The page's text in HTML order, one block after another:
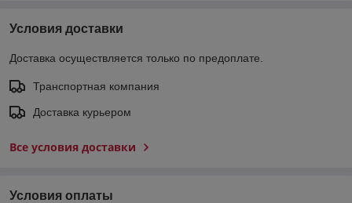
Условия доставки
Доставка осуществляется только по предоплате.
Транспортная компания
Доставка курьером
Все условия доставки
Условия оплаты